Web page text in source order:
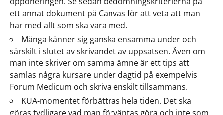
ett annat dokument på Canvas för att veta att man
har med allt som ska vara med.
Många känner sig ganska ensamma under och
särskilt i slutet av skrivandet av uppsatsen. Även om
man inte skriver om samma ämne är ett tips att
samlas några kursare under dagtid på exempelvis
Forum Medicum och skriva enskilt tillsammans.
KUA-momentet förbättras hela tiden. Det ska
göras tydligare vad man förväntas göra och inte som